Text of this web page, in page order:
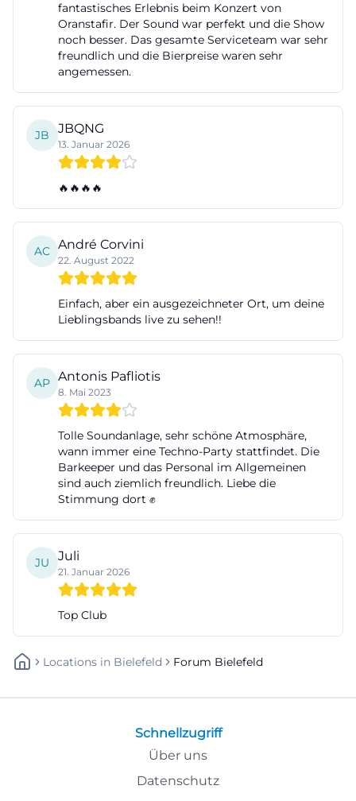
fantastisches Erlebnis beim Konzert von
Oranstafir. Der Sound war perfekt und die Show
noch besser. Das gesamte Serviceteam war sehr
freundlich und die Bierpreise waren sehr
angemessen.
JB JBQNG
13. Januar 2026
🔥🔥🔥🔥
AC André Corvini
22. August 2022
Einfach, aber ein ausgezeichneter Ort, um deine
Lieblingsbands live zu sehen!!
AP Antonis Pafliotis
8. Mai 2023
Tolle Soundanlage, sehr schöne Atmosphäre,
wann immer eine Techno-Party stattfindet. Die
Barkeeper und das Personal im Allgemeinen
sind auch ziemlich freundlich. Liebe die
Stimmung dort ✊
JU Juli
21. Januar 2026
Top Club
Locations In Bielefeld Forum Bielefeld
Schnellzugriff
Über uns
Datenschutz